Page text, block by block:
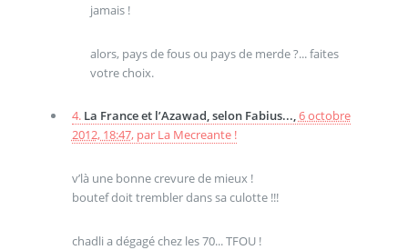
jamais !
alors, pays de fous ou pays de merde ?... faites
votre choix.
4. La France et l’Azawad, selon Fabius...,6 octobre
2012, 18:47, par La Mecreante !
v’là une bonne crevure de mieux !
boutef doit trembler dans sa culotte !!!
chadli a dégagé chez les 70... TFOU !